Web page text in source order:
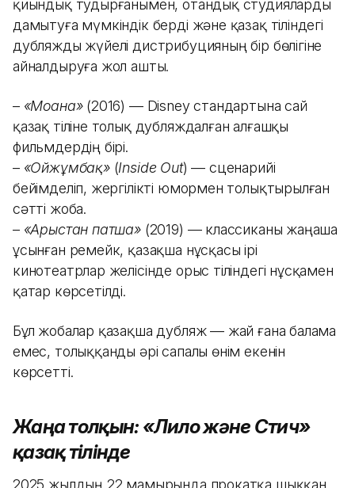
қиындық тудырғанымен, отандық студияларды
дамытуға мүмкіндік берді және қазақ тіліндегі
дубляжды жүйелі дистрибуцияның бір бөлігіне
айналдыруға жол ашты.
– «Моана»(2016) — Disney стандартына сай
қазақ тіліне толық дубляждалған алғашқы
фильмдердің бірі.
– «Ойжұмбақ»(Inside Out) — сценарийі
бейімделіп, жергілікті юмормен толықтырылған
сәтті жоба.
– «Арыстан патша»(2019) — классиканы жаңаша
ұсынған ремейк, қазақша нұсқасы ірі
кинотеатрлар желісінде орыс тіліндегі нұсқамен
қатар көрсетілді.
Бұл жобалар қазақша дубляж — жай ғана балама
емес, толыққанды әрі сапалы өнім екенін
көрсетті.
Жаңа толқын: «Лило және Стич»
қазақ тілінде
2025 жылдың 22 мамырында прокатқа шыққан